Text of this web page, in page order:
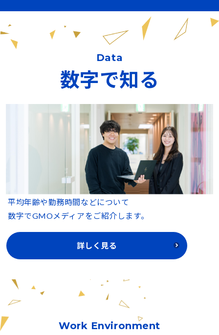
Data
数字で知る
平均年齢や勤務時間などについて
数字でGMOメディアをご紹介します。
詳しく見る
Work Environment